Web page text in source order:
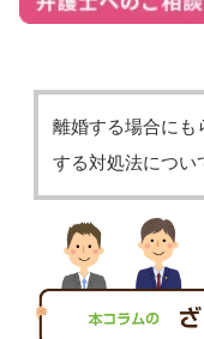
離婚する場合にも
する対処法につい